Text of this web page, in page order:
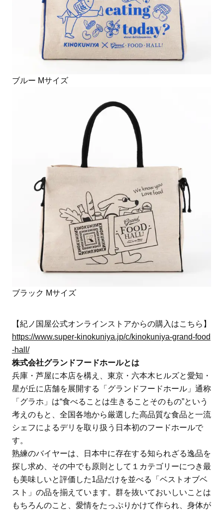
ブルー Mサイズ
ブラック Mサイズ
【紀ノ国屋公式オンラインストアからの購入はこちら】
https://www.super-kinokuniya.jp/c/kinokuniya-grand-food
-hall/
株式会社グランドフードホールとは
兵庫・芦屋に本店を構え、東京・六本木ヒルズと愛知・
星が丘に店舗を展開する「グランドフードホール」通称
「グラホ」は“食べることは生きることそのもの”という
考えのもと、全国各地から厳選した高品質な食品と一流
シェフによるデリを取り扱う日本初のフードホールで
す。
熟練のバイヤーは、日本中に存在する知られざる逸品を
探し求め、その中でも原則として１カテゴリーにつき最
も美味しいと評価した1品だけを並べる「ベストオブベ
スト」の品を揃えています。群を抜いておいしいことは
もちろんのこと、愛情をたっぷりかけて作られ、身体が